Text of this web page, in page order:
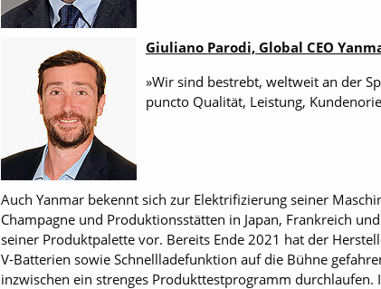
Giuliano Parodi, Global CEO
»Wir sind bestrebt, weltweit an der
puncto Qualität, Leistung,
Auch Yanmar bekennt sich zur Elektrifizierung seiner
Champagne und Produktionsstätten in Japan, Frankreich
seiner Produktpalette vor. Bereits Ende 2021 hat der
V-Batterien sowie Schnellladefunktion auf die Bühne
inzwischen ein strenges Produkttestprogramm